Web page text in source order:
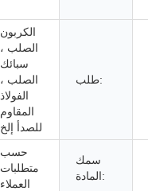
الكربون
الصلب ،
سبائك
الصلب ،
الفولاذ
المقاوم
للصدأ إلخ
طلب:
حسب
متطلبات
العملاء
سمك
المادة: